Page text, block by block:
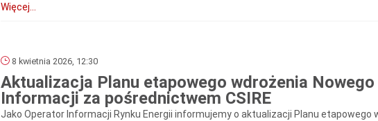
Więcej...
8 kwietnia 2026, 12:30
Aktualizacja Planu etapowego wdrożenia
Informacji za pośrednictwem CSIRE
Jako Operator Informacji Rynku Energii informujemy o aktualizacji Planu etapowego